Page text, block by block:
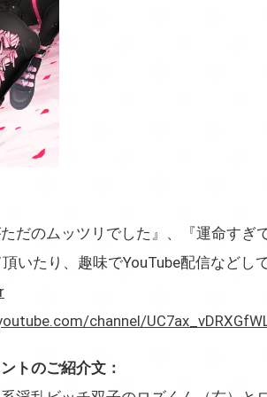
だのムッツリでした』、『運命すぎ
いたり、趣味でYouTube配信などし
channel/
トのご紹介文：